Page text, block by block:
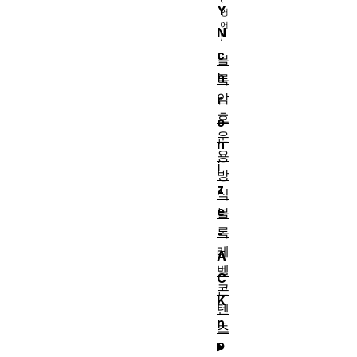
Y
N
c
h
r
o
n
i
z
e
-
A
C
K
n
o
블
록
암
호
운
용
방
식
블
록
레
벨
콘
텐
츠